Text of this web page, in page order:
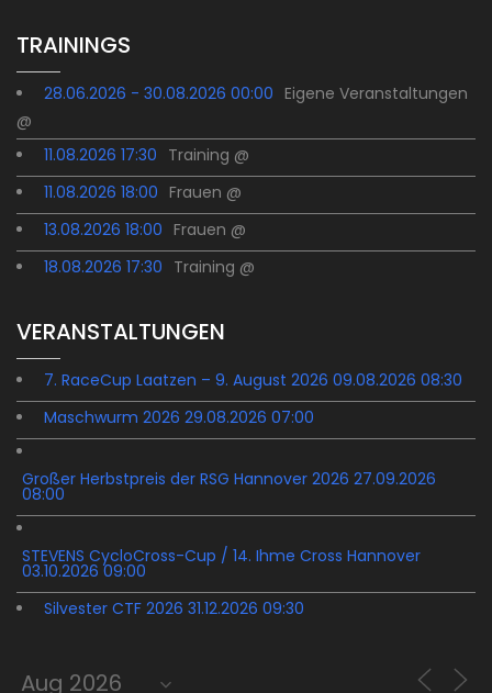
TRAININGS
28.06.2026 - 30.08.2026 00:00 Eigene Veranstaltungen
@
11.08.2026 17:30 Training @
11.08.2026 18:00 Frauen @
13.08.2026 18:00 Frauen @
18.08.2026 17:30 Training @
VERANSTALTUNGEN
7. RaceCup Laatzen – 9. August 2026 09.08.2026 08:30
Maschwurm 2026 29.08.2026 07:00
Großer Herbstpreis der RSG Hannover 2026 27.09.2026
08:00
STEVENS CycloCross-Cup / 14. Ihme Cross Hannover
03.10.2026 09:00
Silvester CTF 2026 31.12.2026 09:30